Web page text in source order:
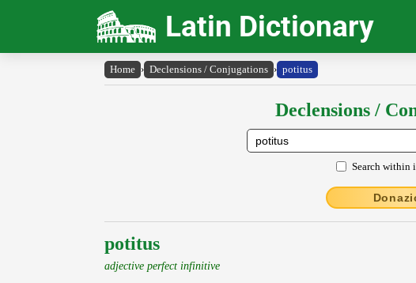
Latin Dictionary
Home › Declensions / Conjugations › potitus
Declensions /
Search within
potitus
adjective perfect infinitive